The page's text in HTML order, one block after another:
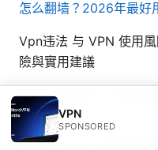
怎么翻墙？2026年最好
Vpn违法 与 VPN 使用
險與實用建議
Google机票怎么用最省
终极攻略VPN
SPONSORED